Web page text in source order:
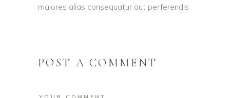
maiores alias consequatur aut perferendis
POST A COMMENT